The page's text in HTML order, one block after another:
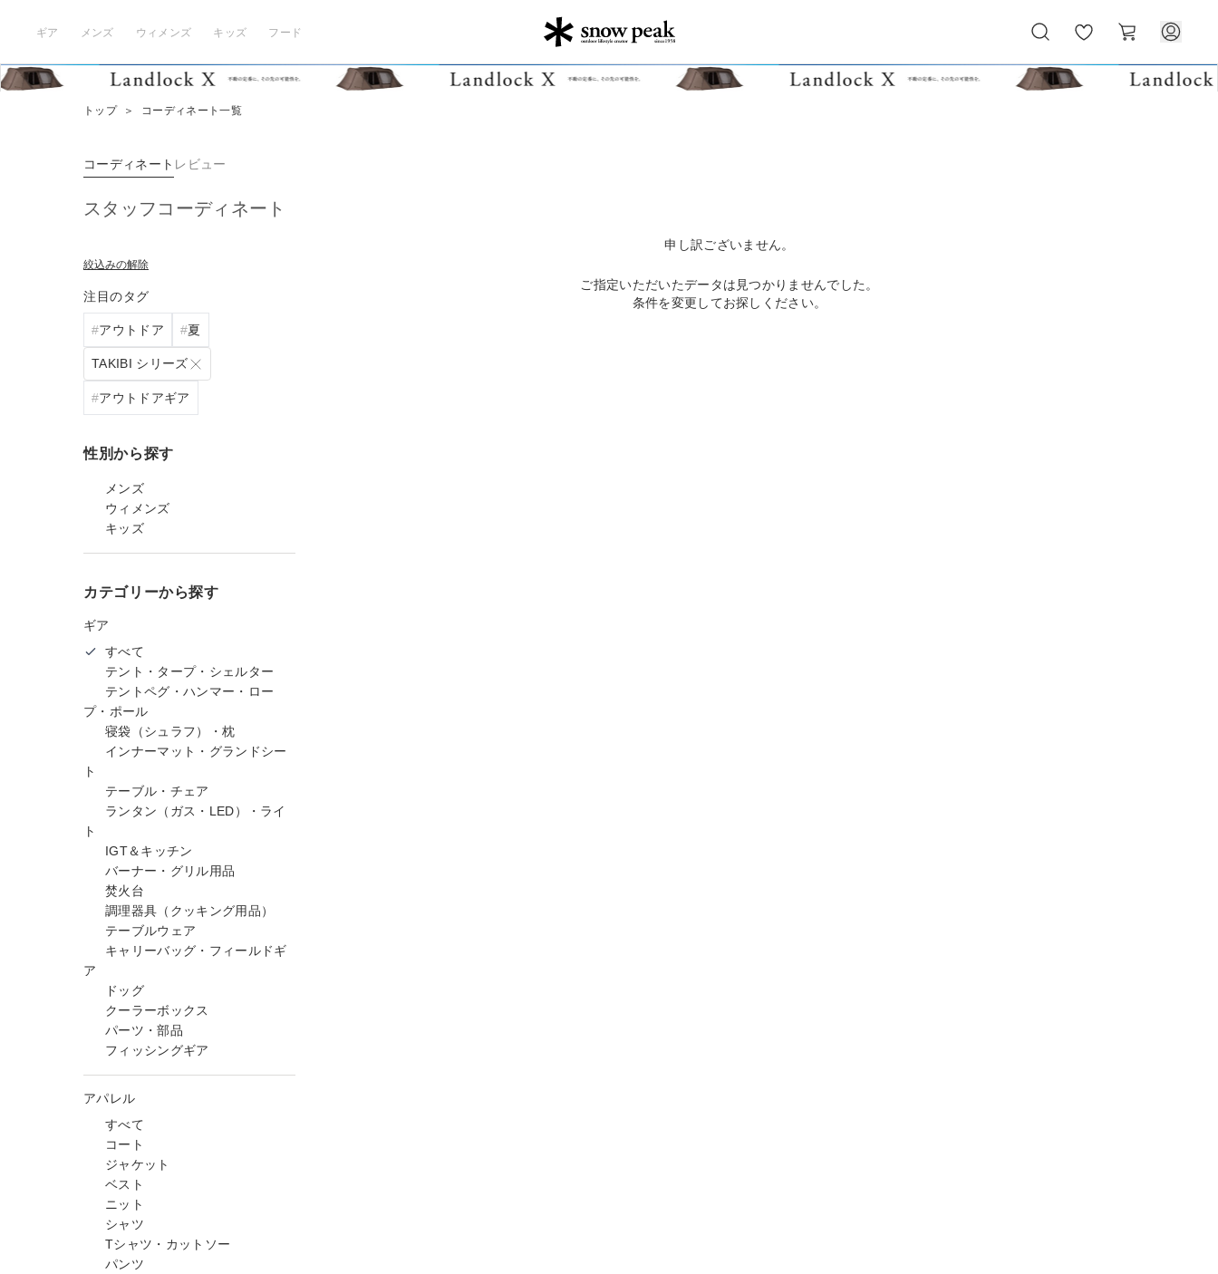
ギア メンズ ウィメンズ キッズ フード
気
に
ー
ト
トップ ＞ コーディネート一覧
コーディネート レビュー
スタッフコーディネート
絞込みの解除
注目のタグ
アウトドア 夏
TAKIBI シリーズ
アウトドアギア
性別から探す
メンズ
ウィメンズ
キッズ
カテゴリーから探す
ギア
すべて
テント・タープ・シェルター
テントペグ・ハンマー・ロー
プ・ポール
寝袋（シュラフ）・枕
インナーマット・グランドシー
ト
テーブル・チェア
ランタン（ガス・LED）・ライ
ト
IGT＆キッチン
バーナー・グリル用品
焚火台
調理器具（クッキング用品）
テーブルウェア
キャリーバッグ・フィールドギ
ア
ドッグ
クーラーボックス
パーツ・部品
フィッシングギア
アパレル
すべて
コート
ジャケット
ベスト
ニット
シャツ
Tシャツ・カットソー
パンツ
申し訳ございません。
ご指定いただいたデータは見つかりませんでした。
条件を変更してお探しください。